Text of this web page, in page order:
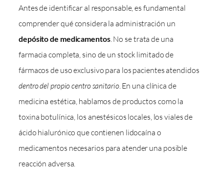
Antes de identificar al responsable, es fundamental
comprender qué considera la administración un
depósito de medicamentos. No se trata de una
farmacia completa, sino de un stock limitado de
fármacos de uso exclusivo para los pacientes atendidos
dentro del propio centro sanitario. En una clínica de
medicina estética, hablamos de productos como la
toxina botulínica, los anestésicos locales, los viales de
ácido hialurónico que contienen lidocaína o
medicamentos necesarios para atender una posible
reacción adversa.